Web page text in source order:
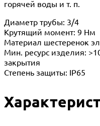
горячей воды и т. п.
Диаметр трубы: 3/4
Крутящий момент: 9 Нм
Материал шестеренок
Мин. ресурс изделия:
закрытия
Степень защиты: IP65